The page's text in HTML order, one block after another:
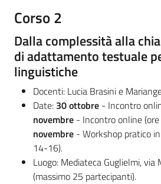
Corso 2
Dalla complessità alla
di adattamento testuale
linguistiche
Docenti: Lucia Brasini e
Date: 30 ottobre - Incontro
novembre - Incontro online
novembre - Workshop pratico
14-16).
Luogo: Mediateca Guglielmi, via
(massimo 25 partecipanti).